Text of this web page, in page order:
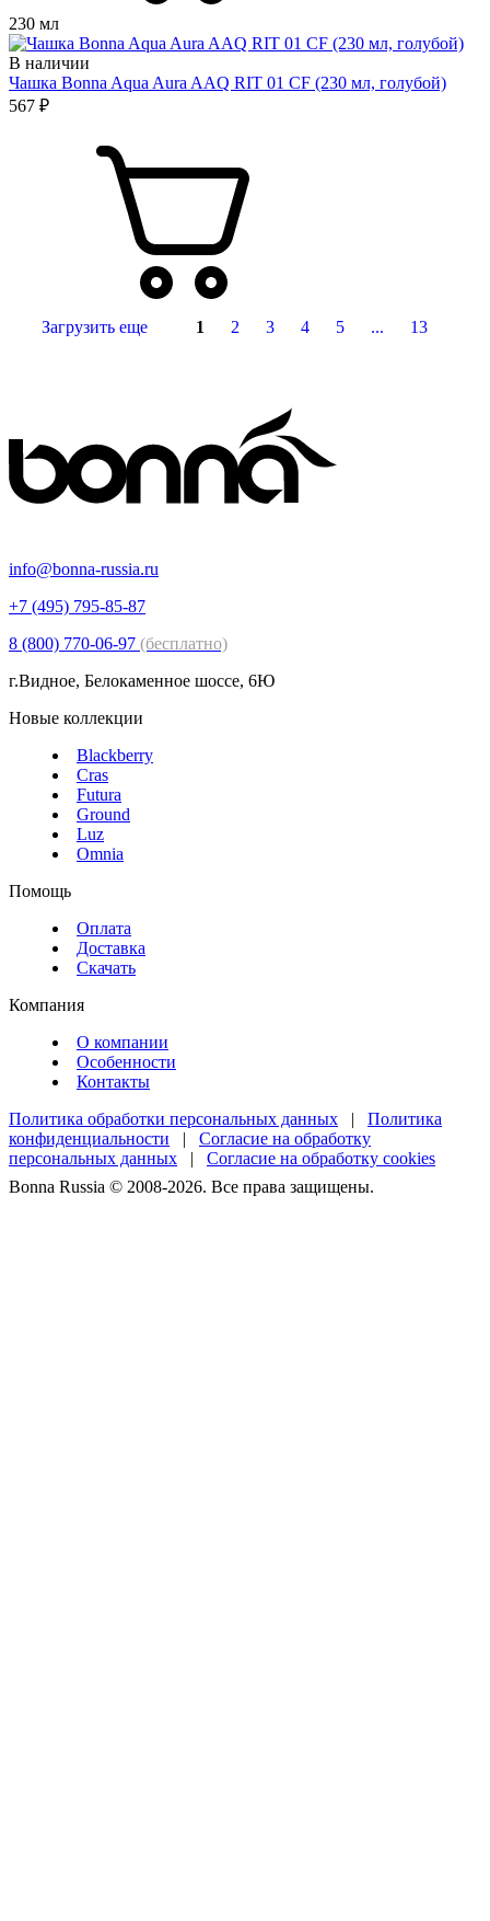
230 мл
В наличии
Чашка Bonna Aqua Aura AAQ RIT 01 CF (230 мл, голубой)
567 ₽
Загрузить еще 1 2 3 4 5 ... 13
info@bonna-russia.ru
+7 (495) 795-85-87
8 (800) 770-06-97 (бесплатно)
г.Видное, Белокаменное шоссе, 6Ю
Новые коллекции
Blackberry
Cras
Futura
Ground
Luz
Omnia
Помощь
Оплата
Доставка
Скачать
Компания
О компании
Особенности
Контакты
Политика обработки персональных данных | Политика
конфиденциальности | Согласие на обработку
персональных данных | Согласие на обработку cookies
Bonna Russia © 2008-2026. Все права защищены.